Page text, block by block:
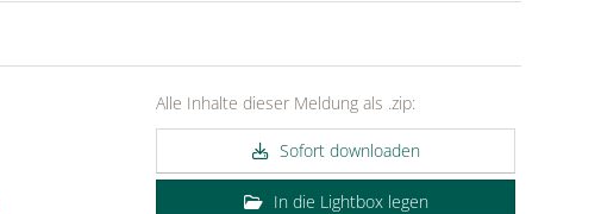
Alle Inhalte dieser Meldung als .zip:
Sofort downloaden
In die Lightbox legen